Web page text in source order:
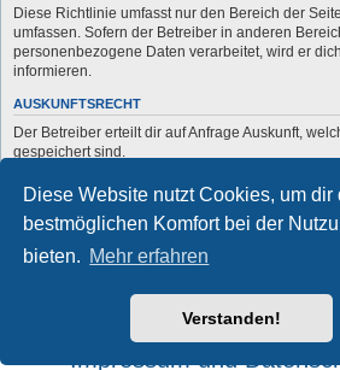
Diese Website nutzt Cookies, um dir
bestmöglichen Komfort bei der
bieten. Mehr erfahren
Verstanden!
Diese Richtlinie umfasst nur den Bereich der
umfassen. Sofern der Betreiber in anderen
personenbezogene Daten verarbeitet, wird er
informieren.
AUSKUNFTSRECHT
Der Betreiber erteilt dir auf Anfrage Auskunft,
gespeichert sind.
Du kannst jederzeit die Löschung bzw. Sperrung
Kontaktiere hierzu bitte den Betreiber.
support forum tricolor
Limited
Deutsche Übersetzung durch
Impressum und